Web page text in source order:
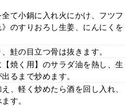
全て小鍋に入れ火にかけ、フツフ
のすりおろし生姜、にんにくを
鮭の目立つ骨は抜きます。
焼く用】のサラダ油を熱し、生
るまで炒めます。
、軽く炒めたら酒を回し入れ、
す。